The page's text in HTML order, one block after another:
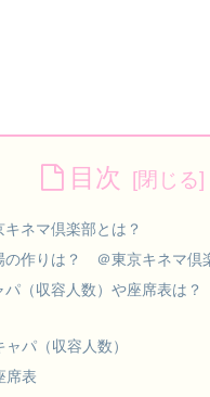
目次
キネマ倶楽部とは？
の作りは？ ＠東京キネマ倶
パ（収容人数）や座席表は
ャパ（収容人数）
席表